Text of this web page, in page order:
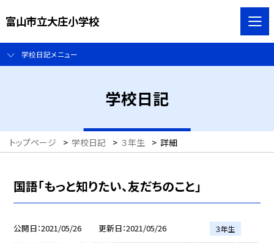
富山市立大庄小学校
学校日記メニュー
学校日記
トップページ > 学校日記 > ３年生 > 詳細
国語「もっと知りたい、友だちのこと」
公開日 2021/05/26 更新日 2021/05/26 ３年生